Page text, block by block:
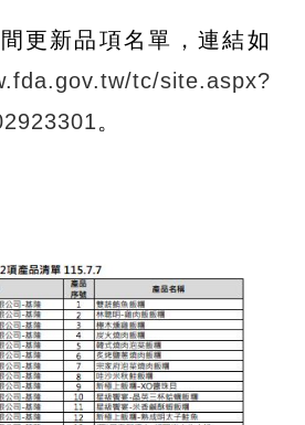
更新品項名單，連結如
tc/site.aspx?
。